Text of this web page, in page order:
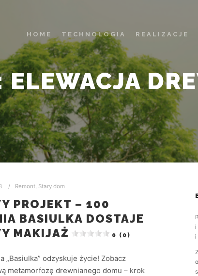
HOME TECHNOLOGIA REALIZACJE
ELEWACJA
Remont, Stary dom
PROJEKT – 100
BASIULKA DOSTAJE
MAKIJAŻ
0 (0)
„Basiulka” odzyskuje życie! Zobacz
metamorfozę drewnianego domu – krok
i
i